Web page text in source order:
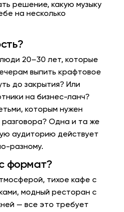
решение, какую музыку
на несколько
20–30 лет, которые
выпить крафтовое
до закрытия? Или
на бизнес-ланч?
которым нужен
разговора? Одна и та же
аудиторию действует
разному.
формат?
тихое кафе с
модный ресторан с
— все это требует